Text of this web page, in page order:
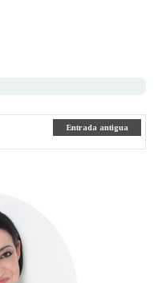
Entrada antigua